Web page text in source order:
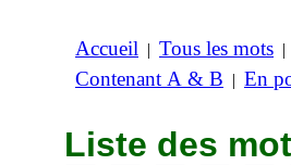
Accueil | Tous les mots |
Contenant A & B | En
Liste des